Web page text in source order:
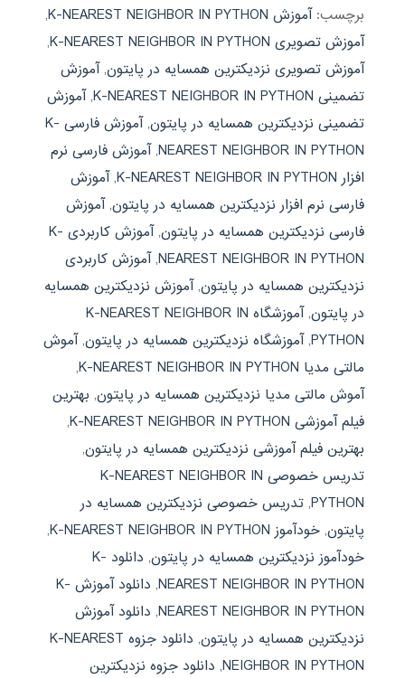
برچسب:آموزش K-NEAREST NEIGHBOR IN PYTHON
,
آموزش تصویری K-NEAREST NEIGHBOR IN PYTHON
,
آموزش تصویری نزدیکترین همسایه در پایتون,آموزش
تضمینی K-NEAREST NEIGHBOR IN PYTHON
,آموزش
تضمینی نزدیکترین همسایه در پایتون,
آموزش فارسی K-
NEAREST NEIGHBOR IN PYTHON
,آموزش فارسی نرم
افزار K-NEAREST NEIGHBOR IN PYTHON
,آموزش
فارسی نرم افزار نزدیکترین همسایه در پایتون,آموزش
فارسی نزدیکترین همسایه در پایتون,
آموزش کاربردی K-
NEAREST NEIGHBOR IN PYTHON
,آموزش کاربردی
نزدیکترین همسایه در پایتون,آموزش نزدیکترین همسایه
در پایتون,
آموزشگاه K-NEAREST NEIGHBOR IN
PYTHON
,آموزشگاه نزدیکترین همسایه در پایتون,آموش
مالتی مدیا K-NEAREST NEIGHBOR IN PYTHON
,
آموش مالتی مدیا نزدیکترین همسایه در پایتون, بهترین
فیلم آموزشی K-NEAREST NEIGHBOR IN PYTHON
,
بهترین فیلم آموزشی نزدیکترین همسایه در پایتون,
تدریس خصوصی K-NEAREST NEIGHBOR IN
PYTHON
, تدریس خصوصی نزدیکترین همسایه در
پایتون, خودآموز K-NEAREST NEIGHBOR IN PYTHON
,
خودآموز نزدیکترین همسایه در پایتون,
دانلود K-
NEAREST NEIGHBOR IN PYTHON
,
دانلود آموزش K-
NEAREST NEIGHBOR IN PYTHON
, دانلود آموزش
نزدیکترین همسایه در پایتون,
دانلود جزوه K-NEAREST
NEIGHBOR IN PYTHON
, دانلود جزوه نزدیکترین